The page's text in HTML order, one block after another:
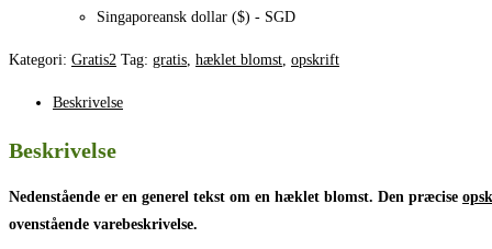
Singaporeansk dollar ($) - SGD
Kategori: Gratis2 Tag: gratis, hæklet blomst, opskrift
Beskrivelse
Beskrivelse
Nedenstående er en generel tekst om en hæklet blomst. Den præcise
ovenstående varebeskrivelse.